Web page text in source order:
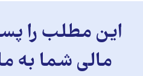
این مطلب را
مالی شما به